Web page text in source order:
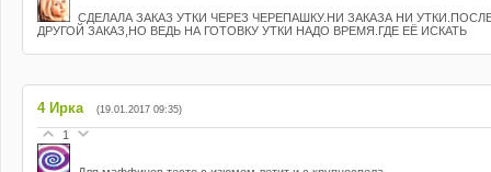
СДЕЛАЛА ЗАКАЗ УТКИ ЧЕРЕЗ ЧЕРЕПАШКУ.НИ ЗАКАЗА НИ
ДРУГОЙ ЗАКАЗ,НО ВЕДЬ НА ГОТОВКУ УТКИ НАДО ВРЕМЯ.ГДЕ ЕЁ ИСКАТЬ
4 Ирка (19.01.2017 09:35)
1